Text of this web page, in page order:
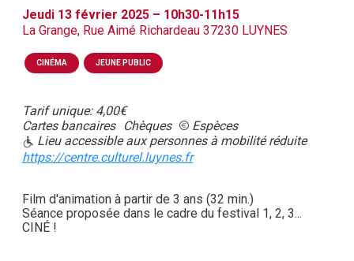
Jeudi 13 février 2025 – 10h30-11h15
La Grange, Rue Aimé Richardeau 37230 LUYNES
CINÉMA JEUNE PUBLIC
Tarif unique: 4,00€
Cartes bancaires
Chèques
Espèces
Lieu accessible aux personnes à mobilité réduite
https://centre.culturel.luynes.fr
Film d'animation à partir de 3 ans (32 min.)
Séance proposée dans le cadre du festival 1, 2, 3...
CINÉ !